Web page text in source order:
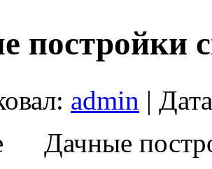
постройки
admin |
Дачные